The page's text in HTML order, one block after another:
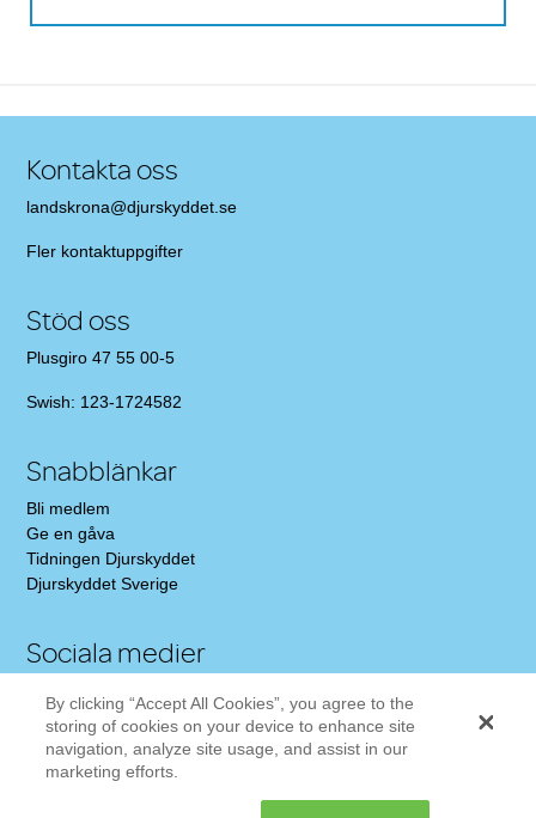
Kontakta oss
landskrona@djurskyddet.se
Fler kontaktuppgifter
Stöd oss
Plusgiro 47 55 00-5
Swish: 123-1724582
Snabblänkar
Bli medlem
Ge en gåva
Tidningen Djurskyddet
Djurskyddet Sverige
Sociala medier
Följ oss på Twitter
Följ oss på Instagram
By clicking “Accept All Cookies”, you agree to the
storing of cookies on your device to enhance site
navigation, analyze site usage, and assist in our
marketing efforts.